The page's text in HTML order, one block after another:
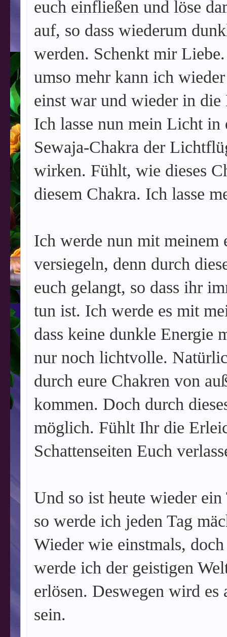
euch einfließen und löse
auf, so dass wiederum
werden. Schenkt mir
umso mehr kann ich
einst war und wieder in
Ich lasse nun mein Licht in
Sewaja-Chakra der
wirken. Fühlt, wie dieses
diesem Chakra. Ich lasse
Ich werde nun mit meinem
versiegeln, denn durch
euch gelangt, so dass ihr
tun ist. Ich werde es mit
dass keine dunkle Energie
nur noch lichtvolle.
durch eure Chakren von
kommen. Doch durch
möglich. Fühlt Ihr die
Schattenseiten Euch
Und so ist heute wieder
so werde ich jeden Tag
Wieder wie einstmals,
werde ich der geistigen
erlösen. Deswegen wird es
sein.